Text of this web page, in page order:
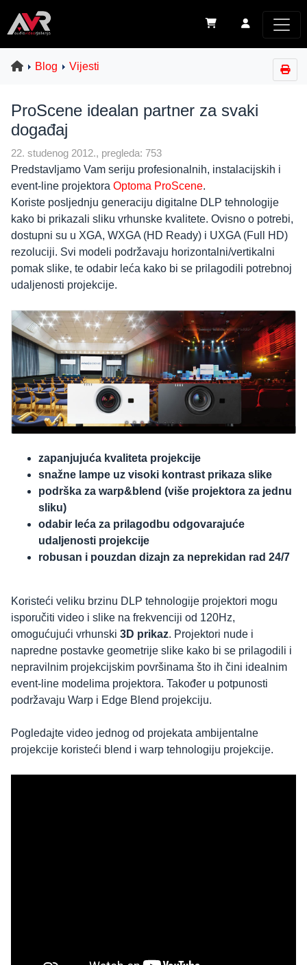
Blog Vijesti
ProScene idealan partner za svaki
događaj
22. studenog 2012., pregleda: 753
Predstavljamo Vam seriju profesionalnih, instalacijskih i
event-line projektora Optoma ProScene.
Koriste posljednju generaciju digitalne DLP tehnologije
kako bi prikazali sliku vrhunske kvalitete. Ovisno o potrebi,
dostupni su u XGA, WXGA (HD Ready) i UXGA (Full HD)
rezoluciji. Svi modeli podržavaju horizontalni/vertikalni
pomak slike, te odabir leća kako bi se prilagodili potrebnoj
udaljenosti projekcije.
zapanjujuća kvaliteta projekcije
snažne lampe uz visoki kontrast prikaza slike
podrška za warp&blend (više projektora za jednu
sliku)
odabir leća za prilagodbu odgovarajuće
udaljenosti projekcije
robusan i pouzdan dizajn za neprekidan rad 24/7
Koristeći veliku brzinu DLP tehnologije projektori mogu
isporučiti video i slike na frekvenciji od 120Hz,
omogućujući vrhunski 3D prikaz. Projektori nude i
napredne postavke geometrije slike kako bi se prilagodili i
nepravilnim projekcijskim površinama što ih čini idealnim
event-line modelima projektora. Također u potpunosti
podržavaju Warp i Edge Blend projekciju.
Pogledajte video jednog od projekata ambijentalne
projekcije koristeći blend i warp tehnologiju projekcije.